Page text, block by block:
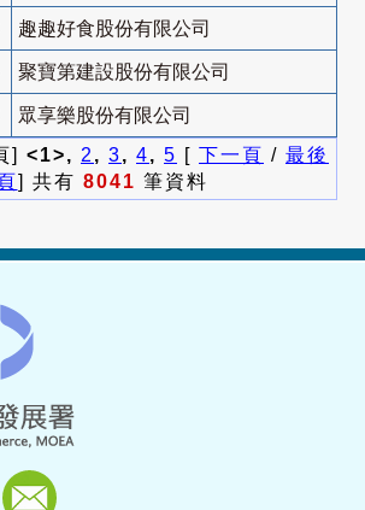
趣趣好食股份有限公司
聚寶第建設股份有限公司
眾享樂股份有限公司
] <1>, 2 , 3, 4, 5 [ 下一頁 / 最後
] 共有 8041 筆資料